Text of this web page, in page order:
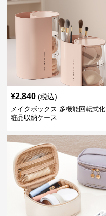
¥2,840 (税込)
メイクボックス 多機能回転式化
粧品収納ケース